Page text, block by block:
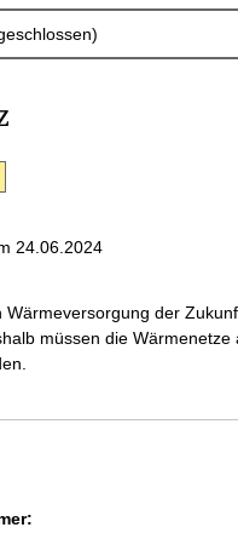
24.06.2024
der
müssen die